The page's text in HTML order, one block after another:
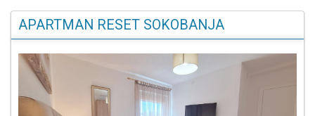
APARTMAN RESET SOKOBANJA